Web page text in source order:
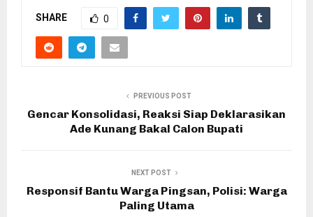
SHARE 0
PREVIOUS POST
Gencar Konsolidasi, Reaksi Siap Deklarasikan
Ade Kunang Bakal Calon Bupati
NEXT POST
Responsif Bantu Warga Pingsan, Polisi: Warga
Paling Utama